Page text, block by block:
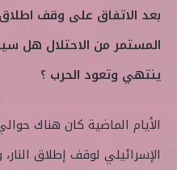
بعد الاتفاق على وقف
المستمر من الاحتلال هل
ينتهي وتعود الحرب ؟
الإسرائيلي لوقف إطلاق